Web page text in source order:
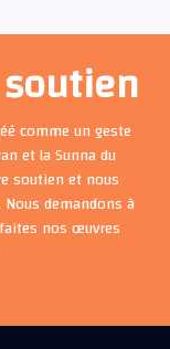
comme un geste
et la Sunna du
soutien et nous
demandons à
nos œuvres